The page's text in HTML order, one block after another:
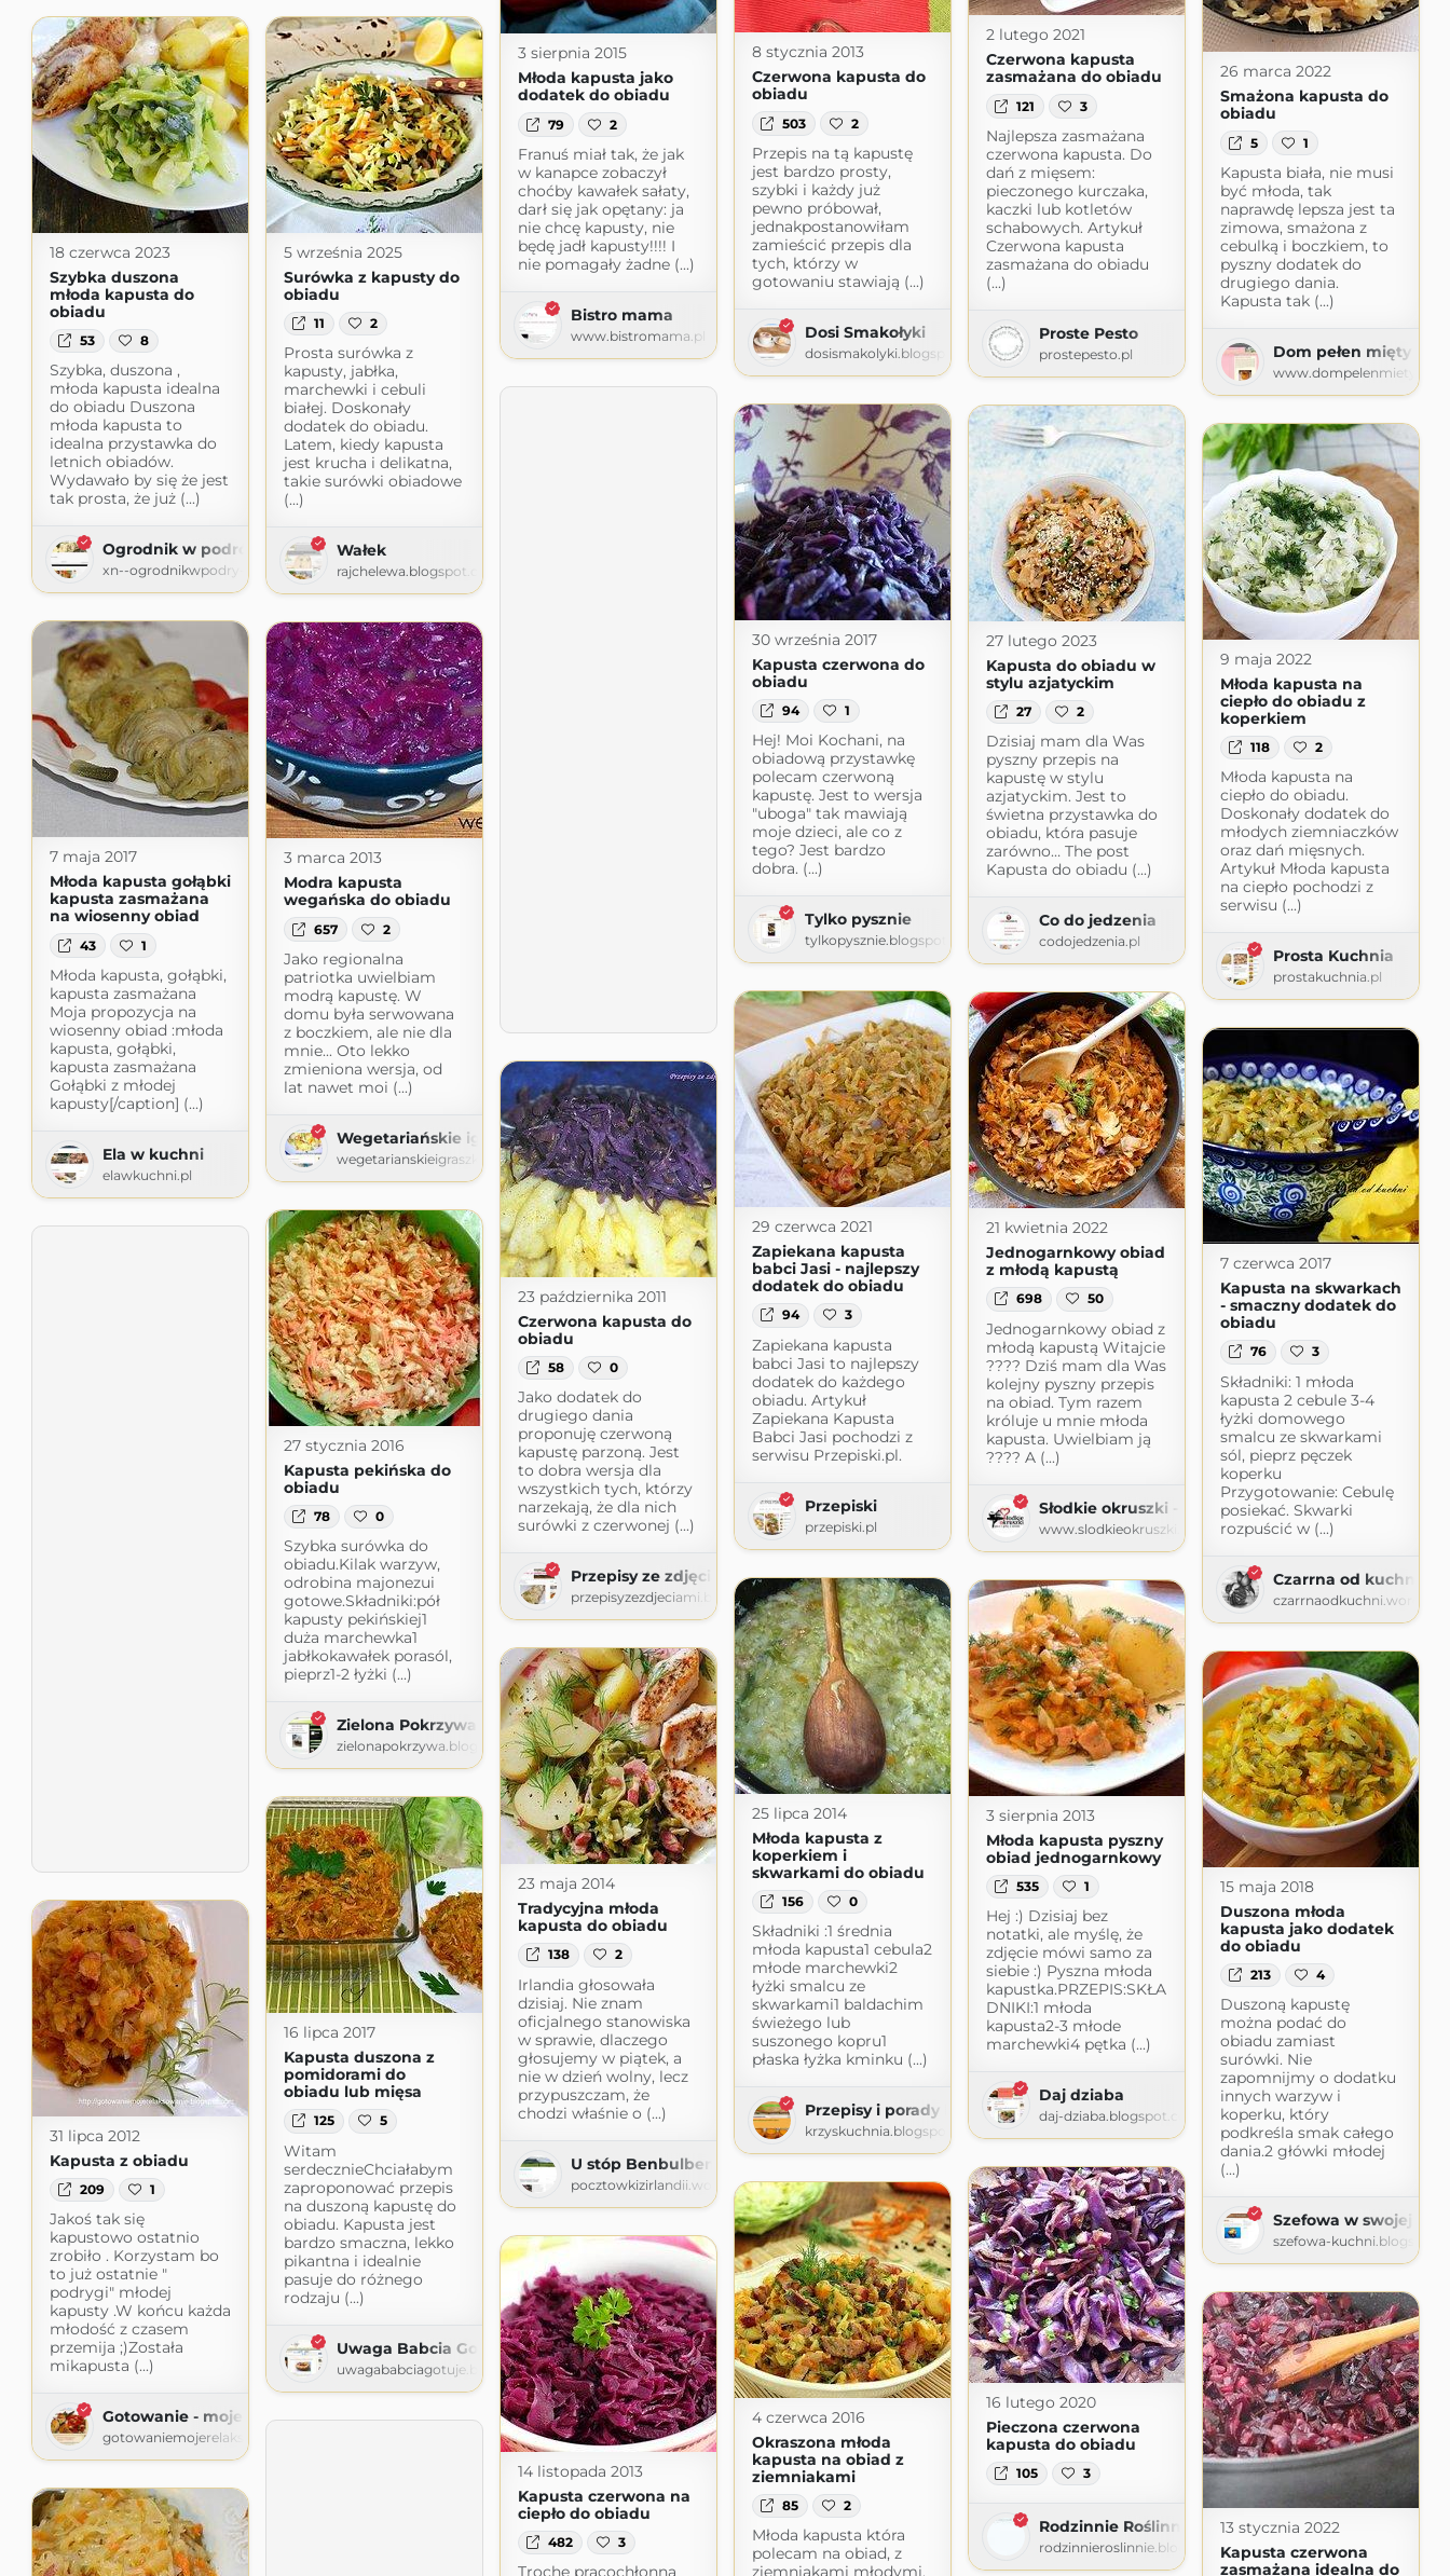
2 lutego 2021
Czerwona kapusta
zasmażana do obiadu
121 3
Najlepsza zasmażana
czerwona kapusta. Do
dań z mięsem:
pieczonego kurczaka,
kaczki lub kotletów
schabowych. Artykuł
Czerwona kapusta
zasmażana do obiadu
(...)
Proste Pesto
prostepesto.pl
8 stycznia 2013
Czerwona kapusta do
obiadu
503 2
Przepis na tą kapustę
jest bardzo prosty,
szybki i każdy już
pewno próbował,
jednakpostanowiłam
zamieścić przepis dla
tych, którzy w
gotowaniu stawiają (...)
Dosi Smakołyki
dosismakolyki.blogspot.com
3 sierpnia 2015
Młoda kapusta jako
dodatek do obiadu
79 2
Franuś miał tak, że jak
w kanapce zobaczył
choćby kawałek sałaty,
darł się jak opętany: ja
nie chcę kapusty, nie
będę jadł kapusty!!!! I
nie pomagały żadne (...)
Bistro mama
www.bistromama.pl
26 marca 2022
Smażona kapusta do
obiadu
5 1
Kapusta biała, nie musi
być młoda, tak
naprawdę lepsza jest ta
zimowa, smażona z
cebulką i boczkiem, to
pyszny dodatek do
drugiego dania.
Kapusta tak (...)
Dom pełen mięty
www.dompelenmiety.pl
18 czerwca 2023
Szybka duszona
młoda kapusta do
obiadu
53 8
Szybka, duszona ,
młoda kapusta idealna
do obiadu Duszona
młoda kapusta to
idealna przystawka do
letnich obiadów.
Wydawało by się że jest
tak prosta, że już (...)
Ogrodnik w podróży
xn--ogrodnikwpodry-xob60t.pl
5 września 2025
Surówka z kapusty do
obiadu
11 2
Prosta surówka z
kapusty, jabłka,
marchewki i cebuli
białej. Doskonały
dodatek do obiadu.
Latem, kiedy kapusta
jest krucha i delikatna,
takie surówki obiadowe
(...)
Wałek
rajchelewa.blogspot.com
30 września 2017
Kapusta czerwona do
obiadu
94 1
Hej! Moi Kochani, na
obiadową przystawkę
polecam czerwoną
kapustę. Jest to wersja
"uboga" tak mawiają
moje dzieci, ale co z
tego? Jest bardzo
dobra. (...)
Tylko pysznie
tylkopysznie.blogspot.com
27 lutego 2023
Kapusta do obiadu w
stylu azjatyckim
27 2
Dzisiaj mam dla Was
pyszny przepis na
kapustę w stylu
azjatyckim. Jest to
świetna przystawka do
obiadu, która pasuje
zarówno… The post
Kapusta do obiadu (...)
Co do jedzenia
codojedzenia.pl
9 maja 2022
Młoda kapusta na
ciepło do obiadu z
koperkiem
118 2
Młoda kapusta na
ciepło do obiadu.
Doskonały dodatek do
młodych ziemniaczków
oraz dań mięsnych.
Artykuł Młoda kapusta
na ciepło pochodzi z
serwisu (...)
Prosta Kuchnia
prostakuchnia.pl
7 maja 2017
Młoda kapusta gołąbki
kapusta zasmażana
na wiosenny obiad
43 1
Młoda kapusta, gołąbki,
kapusta zasmażana
Moja propozycja na
wiosenny obiad :młoda
kapusta, gołąbki,
kapusta zasmażana
Gołąbki z młodej
kapusty[/caption] (...)
Ela w kuchni
elawkuchni.pl
3 marca 2013
Modra kapusta
wegańska do obiadu
657 2
Jako regionalna
patriotka uwielbiam
modrą kapustę. W
domu była serwowana
z boczkiem, ale nie dla
mnie... Oto lekko
zmieniona wersja, od
lat nawet moi (...)
Wegetariańskie igraszki
wegetarianskieigraszki.blogspot.com
29 czerwca 2021
Zapiekana kapusta
babci Jasi - najlepszy
dodatek do obiadu
94 3
Zapiekana kapusta
babci Jasi to najlepszy
dodatek do każdego
obiadu. Artykuł
Zapiekana Kapusta
Babci Jasi pochodzi z
serwisu Przepiski.pl.
Przepiski
przepiski.pl
21 kwietnia 2022
Jednogarnkowy obiad
z młodą kapustą
698 50
Jednogarnkowy obiad z
młodą kapustą Witajcie
???? Dziś mam dla Was
kolejny pyszny przepis
na obiad. Tym razem
króluje u mnie młoda
kapusta. Uwielbiam ją
???? A (...)
Słodkie okruszki - piecz i gotuj z sercem
www.slodkieokruszki.pl
7 czerwca 2017
Kapusta na skwarkach
- smaczny dodatek do
obiadu
76 3
Składniki: 1 młoda
kapusta 2 cebule 3-4
łyżki domowego
smalcu ze skwarkami
sól, pieprz pęczek
koperku
Przygotowanie: Cebulę
posiekać. Skwarki
rozpuścić w (...)
Czarrna od kuchni
23 października 2011
Czerwona kapusta do
obiadu
58 0
Jako dodatek do
drugiego dania
proponuję czerwoną
kapustę parzoną. Jest
to dobra wersja dla
wszystkich tych, którzy
narzekają, że dla nich
surówki z czerwonej (...)
Przepisy ze zdjęciami
przepisyzezdjeciami.blogspot.com
27 stycznia 2016
Kapusta pekińska do
obiadu
78 0
Szybka surówka do
obiadu.Kilak warzyw,
odrobina majonezui
gotowe.Składniki:pół
kapusty pekińskiej1
duża marchewka1
jabłkokawałek porasól,
pieprz1-2 łyżki (...)
Zielona Pokrzywa
zielonapokrzywa.blogspot.com
25 lipca 2014
Młoda kapusta z
koperkiem i
skwarkami do obiadu
156 0
Składniki :1 średnia
młoda kapusta1 cebula2
młode marchewki2
łyżki smalcu ze
skwarkami1 baldachim
świeżego lub
suszonego kopru1
płaska łyżka kminku (...)
Przepisy i porady kulinarne
krzyskuchnia.blogspot.com
3 sierpnia 2013
Młoda kapusta pyszny
obiad jednogarnkowy
535 1
Hej :) Dzisiaj bez
notatki, ale myślę, że
zdjęcie mówi samo za
siebie :) Pyszna młoda
kapustka.PRZEPIS:SKŁA
DNIKI:1 młoda
kapusta2-3 młode
marchewki4 pętka (...)
Daj dziaba
daj-dziaba.blogspot.com
23 maja 2014
Tradycyjna młoda
kapusta do obiadu
138 2
Irlandia głosowała
dzisiaj. Nie znam
oficjalnego stanowiska
w sprawie, dlaczego
głosujemy w piątek, a
nie w dzień wolny, lecz
przypuszczam, że
chodzi właśnie o (...)
U stóp Benbulbena :: Pocztówki z Irlandii
pocztowkizirlandii.wordpress.com
15 maja 2018
Duszona młoda
kapusta jako dodatek
do obiadu
213 4
Duszoną kapustę
można podać do
obiadu zamiast
surówki. Nie
zapomnijmy o dodatku
innych warzyw i
koperku, który
podkreśla smak całego
dania.2 główki młodej
(...)
Szefowa w swojej
szefowa-
16 lipca 2017
Kapusta duszona z
pomidorami do
obiadu lub mięsa
125 5
Witam
serdecznieChciałabym
zaproponować przepis
na duszoną kapustę do
obiadu. Kapusta jest
bardzo smaczna, lekko
pikantna i idealnie
pasuje do różnego
rodzaju (...)
Uwaga Babcia Gotuje
uwagababciagotuje.blogspot.com
31 lipca 2012
Kapusta z obiadu
209 1
Jakoś tak się
kapustowo ostatnio
zrobiło . Korzystam bo
to już ostatnie "
podrygi" młodej
kapusty .W końcu każda
młodość z czasem
przemija ;)Została
mikapusta (...)
Gotowanie - moje relaksowanie
gotowaniemojerelaksowanie.blogspot.com
16 lutego 2020
Pieczona czerwona
kapusta do obiadu
105 3
Rodzinnie Roślinnie
rodzinnieroslinnie.blogspot.com
4 czerwca 2016
Okraszona młoda
kapusta na obiad z
ziemniakami
85 2
Młoda kapusta która
polecam na obiad, z
ziemniakami młodymi.
14 listopada 2013
Kapusta czerwona na
ciepło do obiadu
482 3
Trochę pracochłonna
13 stycznia 2022
Kapusta czerwona
zasmażana idealna do